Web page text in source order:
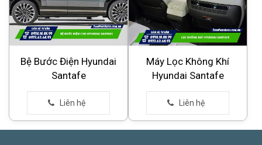
Bệ Bước Điện Hyundai
Santafe
Máy Lọc Không Khí
Hyundai Santafe